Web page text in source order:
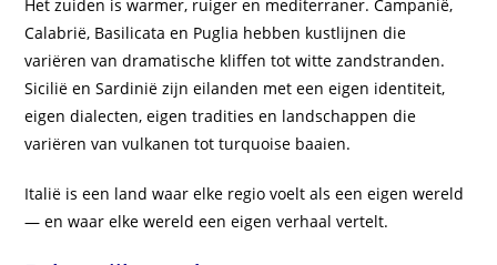
Het zuiden is warmer, ruiger en mediterraner. Campanië,
Calabrië, Basilicata en Puglia hebben kustlijnen die
variëren van dramatische kliffen tot witte zandstranden.
Sicilië en Sardinië zijn eilanden met een eigen identiteit,
eigen dialecten, eigen tradities en landschappen die
variëren van vulkanen tot turquoise baaien.
Italië is een land waar elke regio voelt als een eigen wereld
— en waar elke wereld een eigen verhaal vertelt.